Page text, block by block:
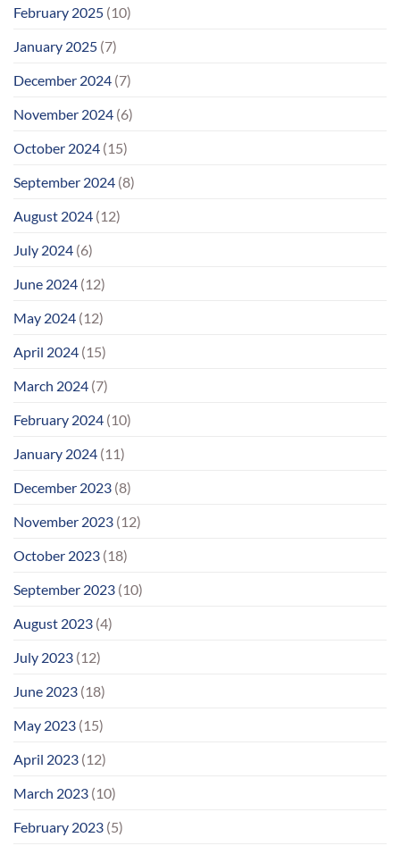
February 2025 (10)
January 2025 (7)
December 2024 (7)
November 2024 (6)
October 2024 (15)
September 2024 (8)
August 2024 (12)
July 2024 (6)
June 2024 (12)
May 2024 (12)
April 2024 (15)
March 2024 (7)
February 2024 (10)
January 2024 (11)
December 2023 (8)
November 2023 (12)
October 2023 (18)
September 2023 (10)
August 2023 (4)
July 2023 (12)
June 2023 (18)
May 2023 (15)
April 2023 (12)
March 2023 (10)
February 2023 (5)